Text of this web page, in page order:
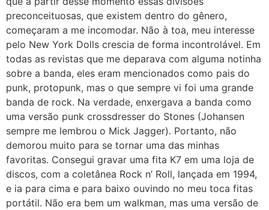
preconceituosas, que existem dentro do gênero,
começaram a me incomodar. Não à toa, meu interesse
pelo New York Dolls crescia de forma incontrolável. Em
todas as revistas que me deparava com alguma notinha
sobre a banda, eles eram mencionados como pais do
punk, protopunk, mas o que sempre vi foi uma grande
banda de rock. Na verdade, enxergava a banda como
uma versão punk crossdresser do Stones (Johansen
sempre me lembrou o Mick Jagger). Portanto, não
demorou muito para se tornar uma das minhas
favoritas. Consegui gravar uma fita K7 em uma loja de
discos, com a coletânea Rock n’ Roll, lançada em 1994,
e ia para cima e para baixo ouvindo no meu toca fitas
portátil. Não era bem um walkman, mas uma versão de